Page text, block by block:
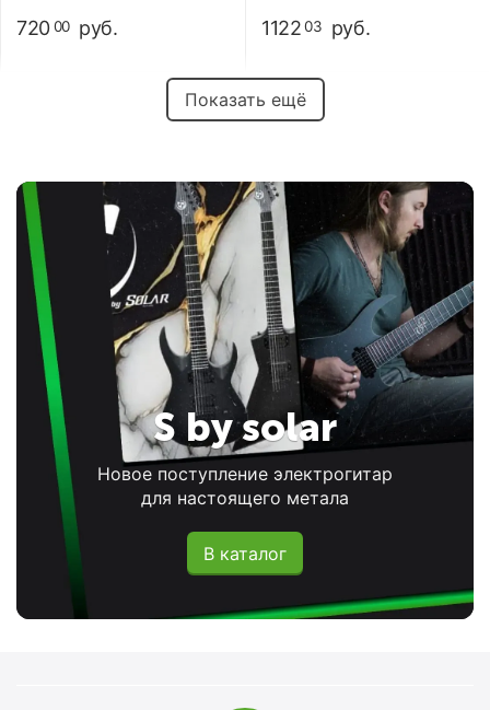
720 00 руб. 1122 03 руб.
Показать ещё
S by solar
Новое поступление электрогитар
для настоящего метала
В каталог